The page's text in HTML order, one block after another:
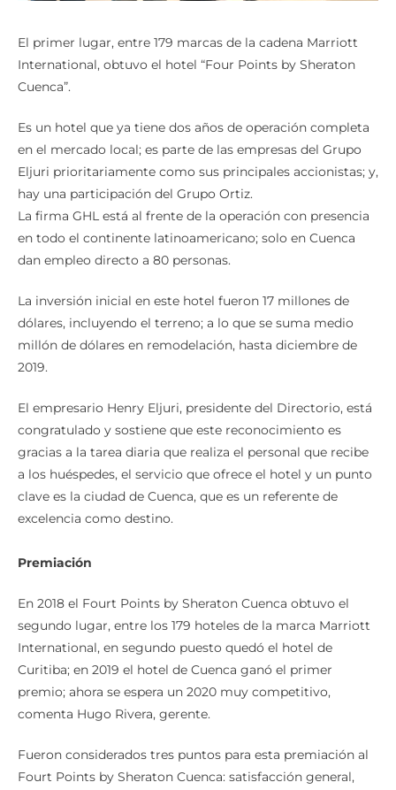
El primer lugar, entre 179 marcas de la cadena Marriott
International, obtuvo el hotel “Four Points by Sheraton
Cuenca”.
Es un hotel que ya tiene dos años de operación completa
en el mercado local; es parte de las empresas del Grupo
Eljuri prioritariamente como sus principales accionistas; y,
hay una participación del Grupo Ortiz.
La firma GHL está al frente de la operación con presencia
en todo el continente latinoamericano; solo en Cuenca
dan empleo directo a 80 personas.
La inversión inicial en este hotel fueron 17 millones de
dólares, incluyendo el terreno; a lo que se suma medio
millón de dólares en remodelación, hasta diciembre de
2019.
El empresario Henry Eljuri, presidente del Directorio, está
congratulado y sostiene que este reconocimiento es
gracias a la tarea diaria que realiza el personal que recibe
a los huéspedes, el servicio que ofrece el hotel y un punto
clave es la ciudad de Cuenca, que es un referente de
excelencia como destino.
Premiación
En 2018 el Fourt Points by Sheraton Cuenca obtuvo el
segundo lugar, entre los 179 hoteles de la marca Marriott
International, en segundo puesto quedó el hotel de
Curitiba; en 2019 el hotel de Cuenca ganó el primer
premio; ahora se espera un 2020 muy competitivo,
comenta Hugo Rivera, gerente.
Fueron considerados tres puntos para esta premiación al
Fourt Points by Sheraton Cuenca: satisfacción general,